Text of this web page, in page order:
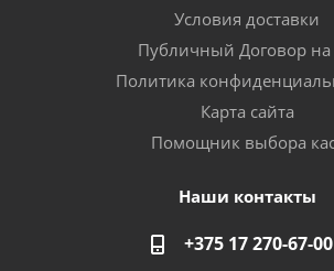
Условия доставки
Публичный Договор
Политика
Карта сайта
Помощник выбора
Наши контакты
+375 17 270-67-00